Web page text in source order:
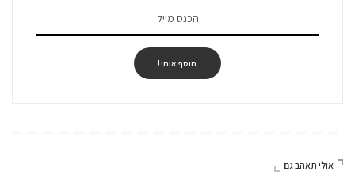
הוסף אותי!
אולי תאהב גם